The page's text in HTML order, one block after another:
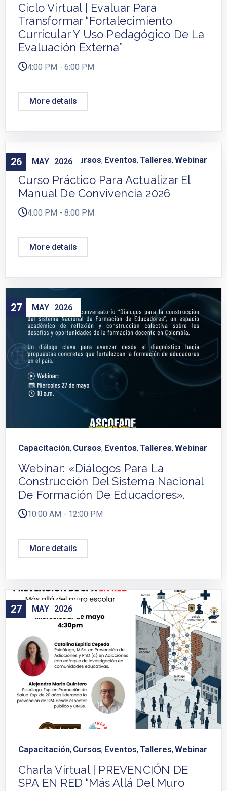
Ciclo Virtual | Evaluar Para
Transformar “Fortalecimiento
Curricular Y Uso Pedagógico De La
Evaluación Externa”
4:00 PM - 6:00 PM
More details
26 MAY 2026
Capacitación, Cursos, Eventos, Talleres, Webinar
Curso Práctico Para Actualizar El
Manual De Convivencia 2026
4:00 PM - 8:00 PM
More details
27 MAY 2026
Capacitación, Cursos, Eventos, Talleres, Webinar
Webinar: «Diálogos Para La
Construcción Del Sistema Nacional
De Formación De Educadores».
10:00 AM - 12:00 PM
More details
27 MAY 2026
Capacitación, Cursos, Eventos, Talleres, Webinar
Charla Virtual | PREVENCIÓN DE
SPA EN RED “Más Allá Del Muro